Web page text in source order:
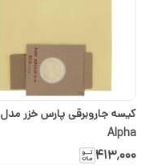
کیسه جاروبرقی پارس خزر مدل
Alpha
۴۱۳٬۰۰۰